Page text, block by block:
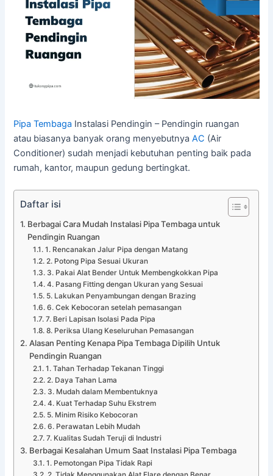
Pipa Tembaga Instalasi Pendingin – Pendingin ruangan
atau biasanya banyak orang menyebutnyaAC (Air
Conditioner) sudah menjadi kebutuhan penting baik pada
rumah, kantor, maupun gedung bertingkat.
Daftar isi
Berbagai Cara Mudah Instalasi Pipa Tembaga untuk
Pendingin Ruangan
1. Rencanakan Jalur Pipa dengan Matang
2. Potong Pipa Sesuai Ukuran
3. Pakai Alat Bender Untuk Membengkokkan Pipa
4. Pasang Fitting dengan Ukuran yang Sesuai
5. Lakukan Penyambungan dengan Brazing
6. Cek Kebocoran setelah pemasangan
7. Beri Lapisan Isolasi Pada Pipa
8. Periksa Ulang Keseluruhan Pemasangan
Alasan Penting Kenapa Pipa Tembaga Dipilih Untuk
Pendingin Ruangan
1. Tahan Terhadap Tekanan Tinggi
2. Daya Tahan Lama
3. Mudah dalam Membentuknya
4. Kuat Terhadap Suhu Ekstrem
5. Minim Risiko Kebocoran
6. Perawatan Lebih Mudah
7. Kualitas Sudah Teruji di Industri
Berbagai Kesalahan Umum Saat Instalasi Pipa Tembaga
1. Pemotongan Pipa Tidak Rapi